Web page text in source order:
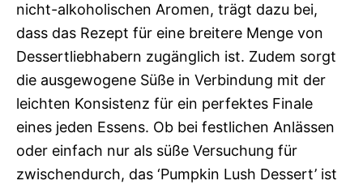
nicht-alkoholischen Aromen, trägt dazu bei,
dass das Rezept für eine breitere Menge von
Dessertliebhabern zugänglich ist. Zudem sorgt
die ausgewogene Süße in Verbindung mit der
leichten Konsistenz für ein perfektes Finale
eines jeden Essens. Ob bei festlichen Anlässen
oder einfach nur als süße Versuchung für
zwischendurch, das ‘Pumpkin Lush Dessert’ ist